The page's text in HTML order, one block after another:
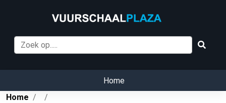
Home
Home